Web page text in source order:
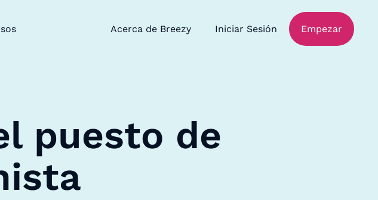
Acerca de Breezy Iniciar Sesión Empezar
puesto de